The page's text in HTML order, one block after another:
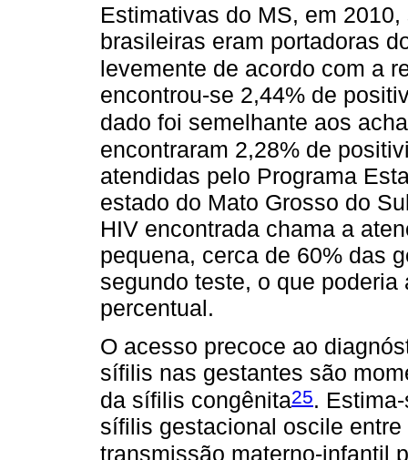
Estimativas do MS, em
brasileiras eram portadoras
levemente de acordo com a
encontrou-se 2,44% de
dado foi semelhante aos
encontraram 2,28% de
atendidas pelo Programa
estado do Mato Grosso do
HIV encontrada chama a
pequena, cerca de 60% das
segundo teste, o que
percentual.
O acesso precoce ao
sífilis nas gestantes são
da sífilis congênita25.
sífilis gestacional oscile
transmissão materno-infantil